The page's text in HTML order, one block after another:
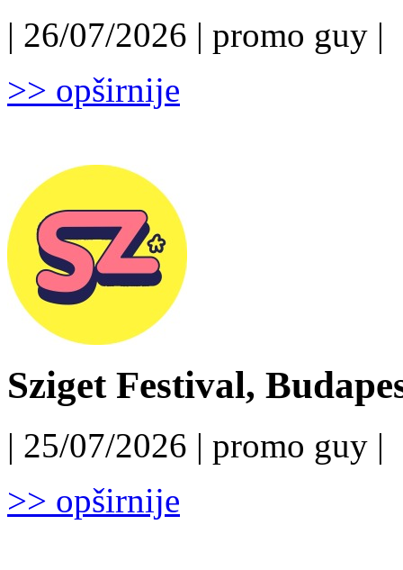
| 26/07/2026 | promo guy |
>> opširnije
Sziget Festival,
| 25/07/2026 | promo guy |
>> opširnije